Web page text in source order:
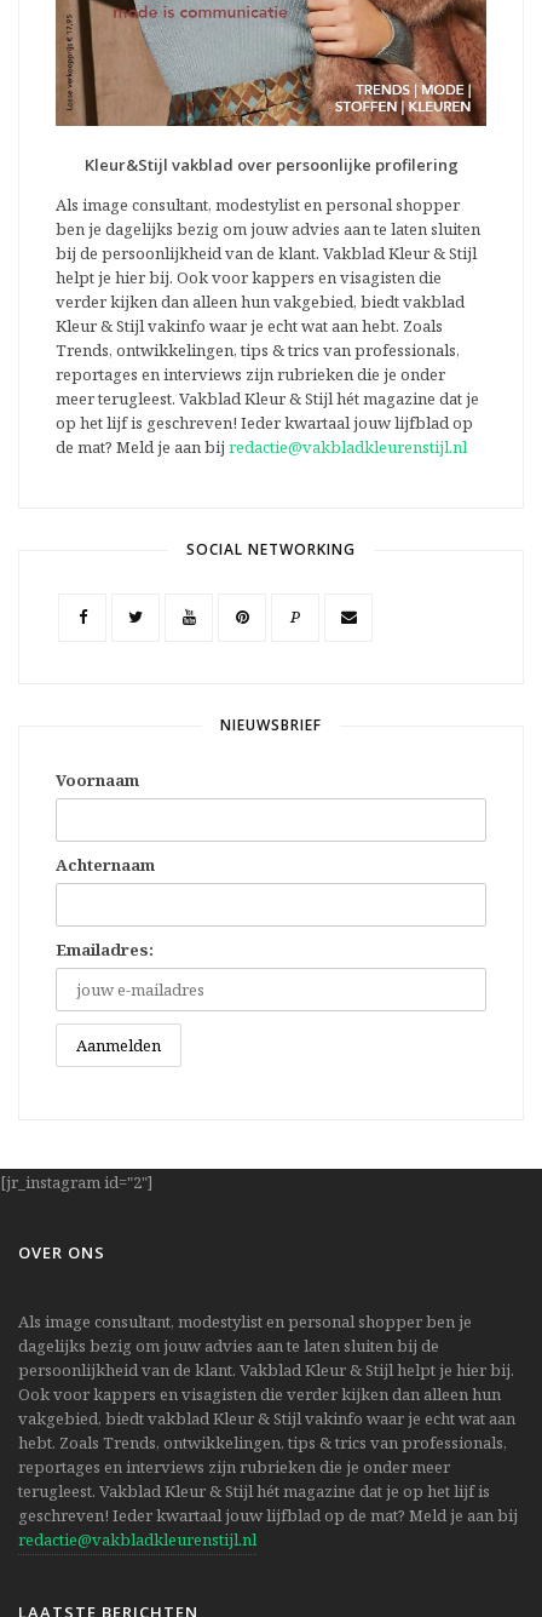
Kleur&Stijl vakblad over persoonlijke profilering
Als image consultant, modestylist en personal shopper
ben je dagelijks bezig om jouw advies aan te laten sluiten
bij de persoonlijkheid van de klant. Vakblad Kleur & Stijl
helpt je hier bij. Ook voor kappers en visagisten die
verder kijken dan alleen hun vakgebied, biedt vakblad
Kleur & Stijl vakinfo waar je echt wat aan hebt. Zoals
Trends, ontwikkelingen, tips & trics van professionals,
reportages en interviews zijn rubrieken die je onder
meer terugleest. Vakblad Kleur & Stijl hét magazine dat je
op het lijf is geschreven! Ieder kwartaal jouw lijfblad op
de mat? Meld je aan bij redactie@vakbladkleurenstijl.nl
SOCIAL NETWORKING
P
NIEUWSBRIEF
Voornaam
Achternaam
Emailadres:
[jr_instagram id="2"]
OVER ONS
Als image consultant, modestylist en personal shopper ben je
dagelijks bezig om jouw advies aan te laten sluiten bij de
persoonlijkheid van de klant. Vakblad Kleur & Stijl helpt je hier bij.
Ook voor kappers en visagisten die verder kijken dan alleen hun
vakgebied, biedt vakblad Kleur & Stijl vakinfo waar je echt wat aan
hebt. Zoals Trends, ontwikkelingen, tips & trics van professionals,
reportages en interviews zijn rubrieken die je onder meer
terugleest. Vakblad Kleur & Stijl hét magazine dat je op het lijf is
geschreven! Ieder kwartaal jouw lijfblad op de mat? Meld je aan bij
redactie@vakbladkleurenstijl.nl
LAATSTE BERICHTEN